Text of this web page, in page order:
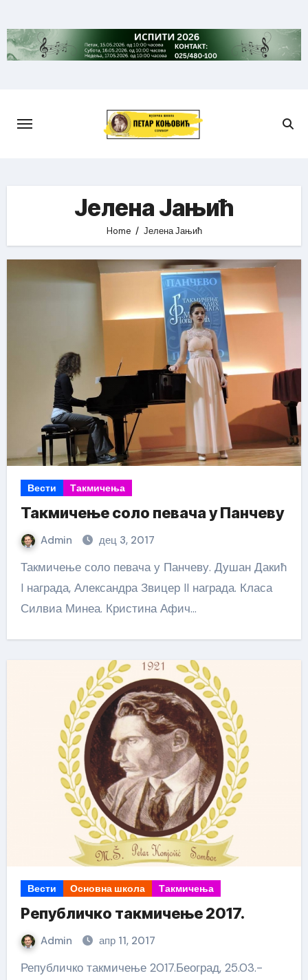
to
content
Јелена Јањић
Home Јелена Јањић
Вести Такмичења
Такмичење соло певача у Панчеву
Admin дец 3, 2017
Такмичење соло певача у Панчеву. Душан Дакић
I награда, Александра Звицер II награда. Класа
Силвиа Минеа. Кристина Афич…
Вести Основна школа Такмичења
Републичко такмичење 2017.
Admin апр 11, 2017
Републичко такмичење 2017.Београд, 25.03.-